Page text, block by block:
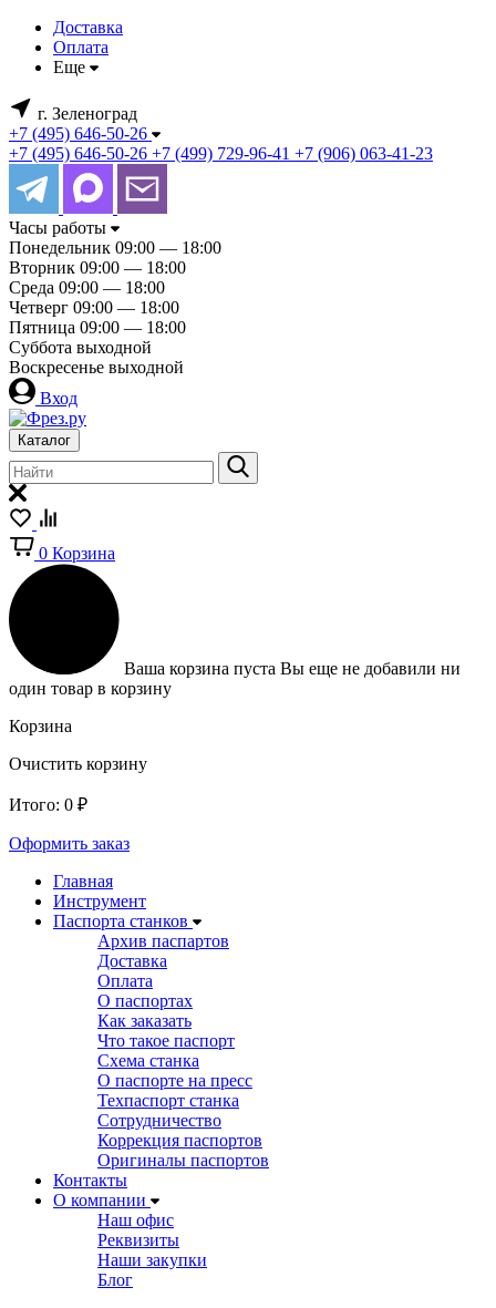
Доставка
Оплата
Еще
г. Зеленоград
+7 (495) 646-50-26
+7 (495) 646-50-26 +7 (499) 729-96-41 +7 (906) 063-41-23
Часы работы
Понедельник 09:00 — 18:00
Вторник 09:00 — 18:00
Среда 09:00 — 18:00
Четверг 09:00 — 18:00
Пятница 09:00 — 18:00
Суббота выходной
Воскресенье выходной
Вход
Каталог
0 Корзина
Ваша корзина пуста Вы еще не добавили ни
один товар в корзину
Корзина
Очистить корзину
Итого: 0 ₽
Оформить заказ
Главная
Инструмент
Паспорта станков
Архив паспартов
Доставка
Оплата
О паспортах
Как заказать
Что такое паспорт
Схема станка
О паспорте на пресс
Техпаспорт станка
Сотрудничество
Коррекция паспортов
Оригиналы паспортов
Контакты
О компании
Наш офис
Реквизиты
Наши закупки
Блог